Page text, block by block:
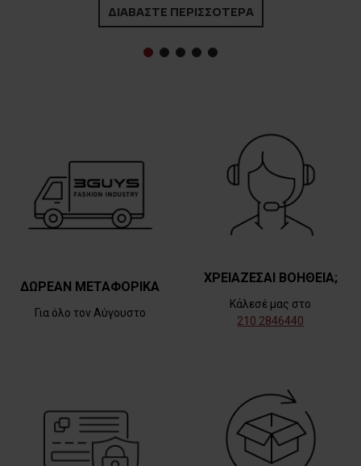
ΔΙΑΒΑΣΤΕ ΠΕΡΙΣΣΟΤΕΡΑ
ΔΩΡΕΑΝ ΜΕΤΑΦΟΡΙΚΑ
Για όλο τον Αύγουστο
ΧΡΕΙΑΖΕΣΑΙ ΒΟΗΘΕΙΑ;
Κάλεσέ μας στο
210 2846440